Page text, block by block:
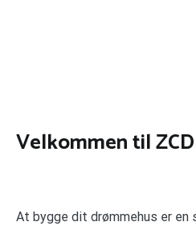
Velkommen til
At bygge dit drømmehus er en